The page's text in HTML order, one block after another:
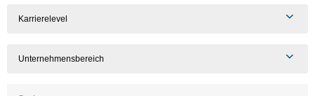
Karrierelevel
Unternehmensbereich